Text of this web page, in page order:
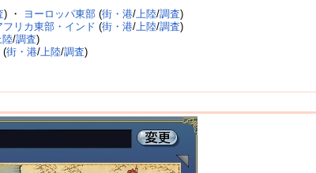
) ・ ヨーロッパ東部 (街・港/ 上陸/調査)
フリカ東部・インド (街・港/ 上陸/調査)
陸/調査)
(街・港/ 上陸/調査)